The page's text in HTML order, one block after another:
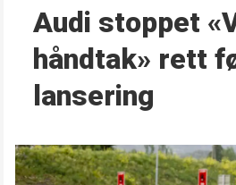
Audi stoppet
håndtak» rett
lansering